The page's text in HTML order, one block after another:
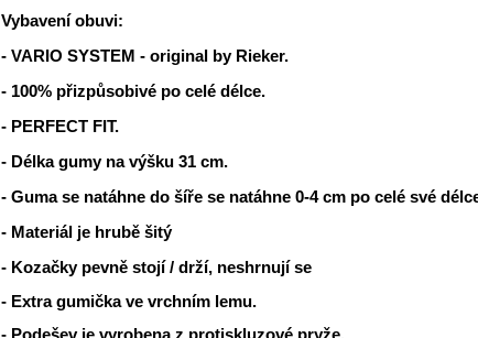
Vybavení obuvi:
- VARIO SYSTEM - original by Rieker.
- 100% přizpůsobivé po celé délce.
- PERFECT FIT.
- Délka gumy na výšku 31 cm.
- Guma se natáhne do šíře se natáhne 0-4 cm po celé své
- Materiál je hrubě šitý
- Kozačky pevně stojí / drží, neshrnují se
- Extra gumička ve vrchním lemu.
- Podešev je vyrobena z protiskluzové pryže.